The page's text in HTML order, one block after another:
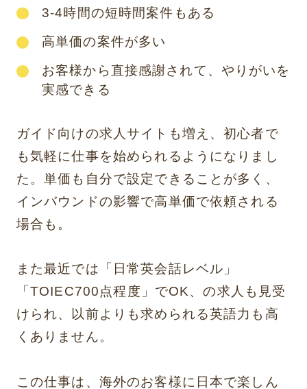
3-4時間の短時間案件もある
高単価の案件が多い
お客様から直接感謝されて、やりがいを
実感できる
ガイド向けの求人サイトも増え、初心者で
も気軽に仕事を始められるようになりまし
た。単価も自分で設定できることが多く、
インバウンドの影響で高単価で依頼される
場合も。
また最近では「日常英会話レベル」
「TOIEC700点程度」でOK、の求人も見受
けられ、以前よりも求められる英語力も高
くありません。
この仕事は、海外のお客様に日本で楽しん